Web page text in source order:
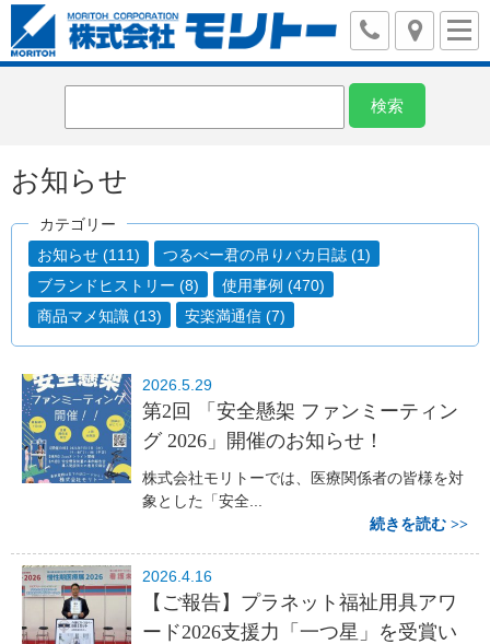
お知らせ
カテゴリー
お知らせ (111)
つるべー君の吊りバカ日誌 (1)
ブランドヒストリー (8)
使用事例 (470)
商品マメ知識 (13)
安楽満通信 (7)
2026.5.29
第2回 「安全懸架 ファンミーティン
グ 2026」開催のお知らせ！
株式会社モリトーでは、医療関係者の皆様を対
象とした「安全...
続きを読む
2026.4.16
【ご報告】プラネット福祉用具アワ
ード2026支援力「一つ星」を受賞い